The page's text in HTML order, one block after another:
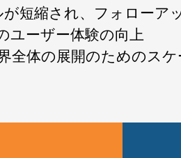
短縮され、フォローア
ユーザー体験の向上
全体の展開のためのス